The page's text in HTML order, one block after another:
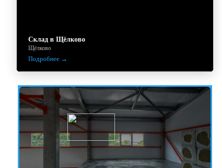
Склад в Щёлково
Щёлково
Подробнее